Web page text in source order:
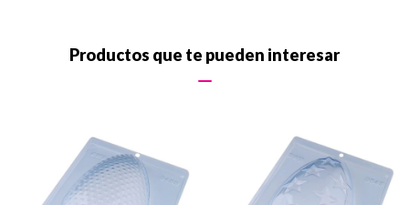
Productos que te pueden interesar